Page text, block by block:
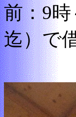
前：9
迄）で